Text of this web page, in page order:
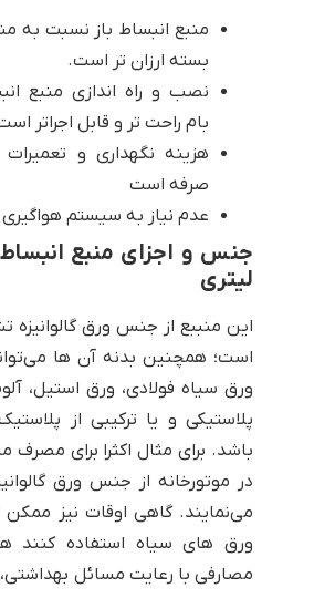
منبع انبساط باز نسبت به
بسته ارزان تر است.
نصب و راه اندازی منبع
بام راحت تر و قابل اجراتر
هزینه نگهداری و
صرفه است
عدم نیاز به سیستم هواگیری
لیتری
این منببع از جنس ورق
است؛ همچنین بدنه آن ها
ورق سیاه فولادی، ورق استیل،
پلاستیکی و یا ترکیبی از
باشد. برای مثال اکثرا برای مصرف
در موتورخانه از جنس ورق
می‌نمایند. گاهی اوقات نیز
ورق های سیاه استفاده کنند
مصارفی با رعایت مسائل بهداشتی،